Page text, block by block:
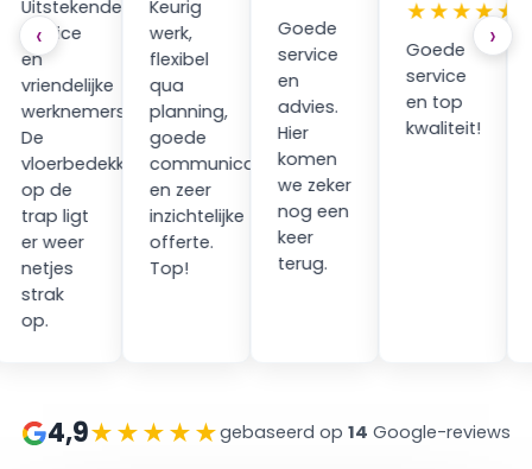
Uitstekende
service
en
vriendelijke
werknemers.
De
vloerbedekking
op de
trap ligt
er weer
netjes
strak
op.
Keurig
werk,
flexibel
qua
planning,
goede
communicatie
en zeer
inzichtelijke
offerte.
Top!
Goede
service
en
advies.
Hier
komen
we zeker
nog een
keer
terug.
★★★★★
Goede
service
en top
kwaliteit!
‹ ›
4,9★★★★★gebaseerd op 14 Google-reviews